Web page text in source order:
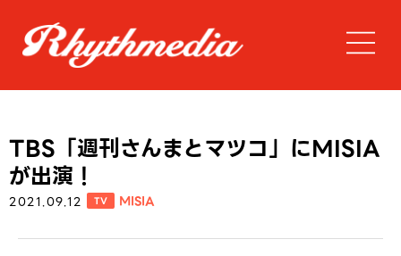
TBS「週刊さんまとマツコ」にMISIA
が出演！
2021.09.12 TV MISIA